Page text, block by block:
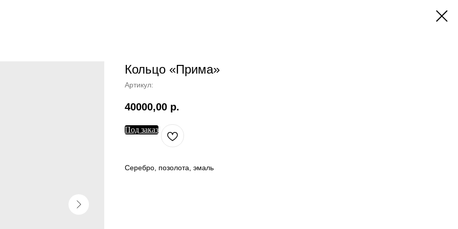
Кольцо «Прима»
Артикул:
40000,00 р.
Под заказ
Серебро, позолота, эмаль